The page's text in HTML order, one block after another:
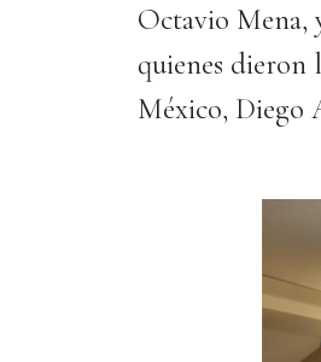
Octavio Mena,
quienes dieron
México, Diego